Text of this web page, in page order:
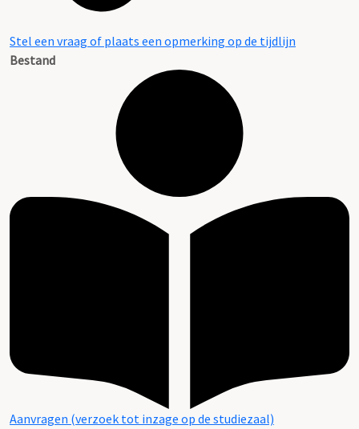
Stel een vraag of plaats een opmerking op de tijdlijn
Bestand
Aanvragen (verzoek tot inzage op de studiezaal)